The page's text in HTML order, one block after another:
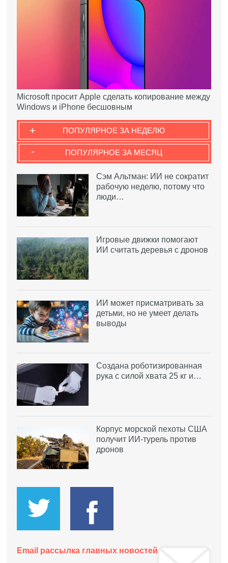
Microsoft просит Apple сделать копирование между
Windows и iPhone бесшовным
ПОПУЛЯРНОЕ ЗА НЕДЕЛЮ
+
ПОПУЛЯРНОЕ ЗА МЕСЯЦ
-
Сэм Альтман: ИИ не сократит
рабочую неделю, потому что
люди…
Игровые движки помогают
ИИ считать деревья с дронов
ИИ может присматривать за
детьми, но не умеет делать
выводы
Создана роботизированная
рука с силой хвата 25 кг и…
Корпус морской пехоты США
получит ИИ-турель против
дронов
Email рассылка главных новостей